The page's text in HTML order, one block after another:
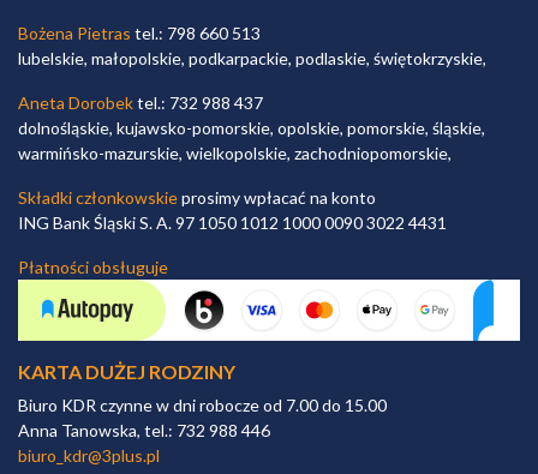
Bożena Pietras tel.: 798 660 513
lubelskie, małopolskie, podkarpackie, podlaskie, świętokrzyskie,
Aneta Dorobektel.: 732 988 437
dolnośląskie, kujawsko-pomorskie, opolskie, pomorskie, śląskie,
warmińsko-mazurskie, wielkopolskie, zachodniopomorskie,
Składki członkowskieprosimy wpłacać na konto
ING Bank Śląski S. A. 97 1050 1012 1000 0090 3022 4431
Płatności obsługuje
KARTA DUŻEJ RODZINY
Biuro KDR czynne w dni robocze od 7.00 do 15.00
Anna Tanowska, tel.: 732 988 446
biuro_kdr@3plus.pl